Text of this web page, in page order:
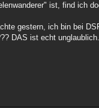
ist, find ich
gestern, ich bin bei
DAS ist echt